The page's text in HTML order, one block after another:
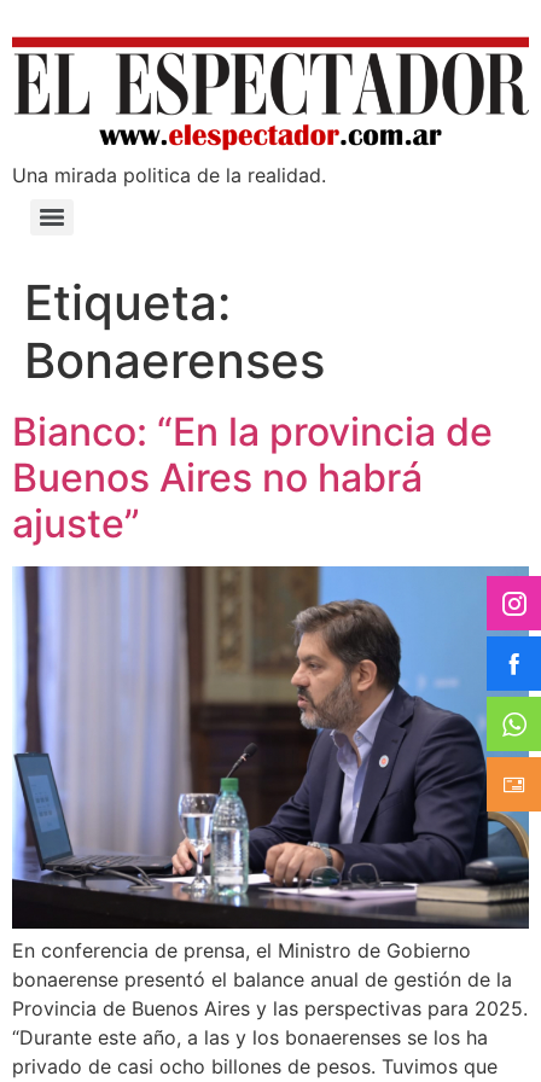
Una mirada poli­tica de la realidad.
Etiqueta:
Bonaerenses
Bianco: “En la provincia de
Buenos Aires no habrá
ajuste”
En conferencia de prensa, el Ministro de Gobierno
bonaerense presentó el balance anual de gestión de la
Provincia de Buenos Aires y las perspectivas para 2025.
“Durante este año, a las y los bonaerenses se los ha
privado de casi ocho billones de pesos. Tuvimos que